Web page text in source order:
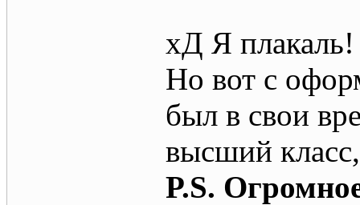
хД Я плакаль!
Но вот с
был в свои
высший
P.S.